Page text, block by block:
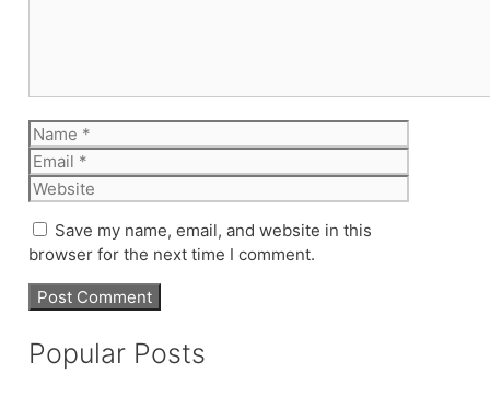
Name
Email
Website
Save my name, email, and website in this
browser for the next time I comment.
Popular Posts